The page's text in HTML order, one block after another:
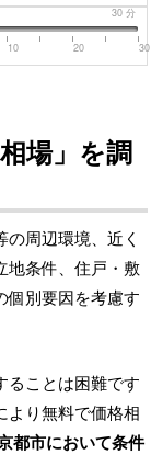
30分
10 20 30
場」を調
周辺環境、近く
地条件、住戸・敷
個別要因を考慮す
ることは困難です
より無料で価格相
都市において条件